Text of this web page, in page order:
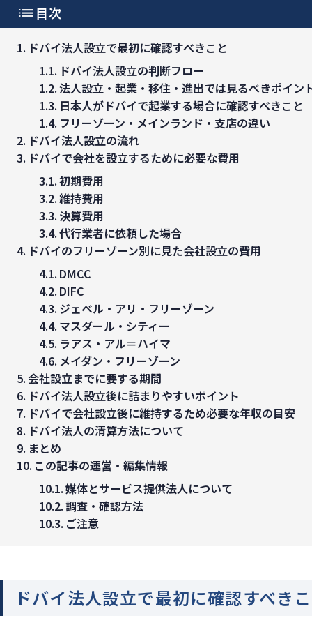
目次
ドバイ法人設立で最初に確認すべきこと
ドバイ法人設立の判断フロー
法人設立・起業・移住・進出では見るべきポイン
日本人がドバイで起業する場合に確認すべきこと
フリーゾーン・メインランド・支店の違い
ドバイ法人設立の流れ
ドバイで会社を設立するために必要な費用
初期費用
維持費用
決算費用
代行業者に依頼した場合
ドバイのフリーゾーン別に見た会社設立の費用
DMCC
DIFC
ジェベル・アリ・フリーゾーン
マスダール・シティー
ラアス・アル＝ハイマ
メイダン・フリーゾーン
会社設立までに要する期間
ドバイ法人設立後に詰まりやすいポイント
ドバイで会社設立後に維持するため必要な年収の目安
ドバイ法人の清算方法について
まとめ
この記事の運営・編集情報
媒体とサービス提供法人について
調査・確認方法
ご注意
ドバイ法人設立で最初に確認すべき